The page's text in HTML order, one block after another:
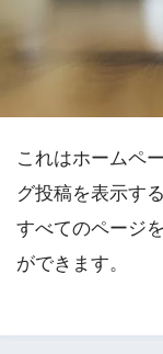
これはホームペ
グ投稿を表示す
すべてのページ
ができます。